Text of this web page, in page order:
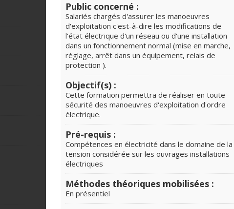
Public concerné :
Salariés chargés d'assurer les manoeuvres
d'exploitation c'est-à-dire les modifications de
l'état électrique d'un réseau ou d'une installation
dans un fonctionnement normal (mise en marche,
réglage, arrêt dans un équipement, relais de
protection ).
Objectif(s) :
Cette formation permettra de réaliser en toute
sécurité des manoeuvres d'exploitation d'ordre
électrique.
Pré-requis :
Compétences en électricité dans le domaine de la
tension considérée sur les ouvrages installations
électriques
Méthodes théoriques mobilisées :
En présentiel